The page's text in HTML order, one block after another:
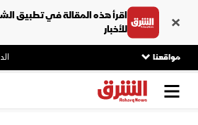
اقرأ هذه المقالة في تطبيق
للأخبار
مواقعنا